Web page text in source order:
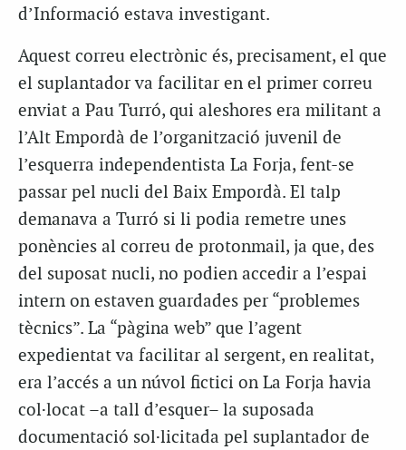
d’Informació estava investigant.
Aquest correu electrònic és, precisament, el que
el suplantador va facilitar en el primer correu
enviat a Pau Turró, qui aleshores era militant a
l’Alt Empordà de l’organització juvenil de
l’esquerra independentista La Forja, fent-se
passar pel nucli del Baix Empordà. El talp
demanava a Turró si li podia remetre unes
ponències al correu de protonmail, ja que, des
del suposat nucli, no podien accedir a l’espai
intern on estaven guardades per “problemes
tècnics”. La “pàgina web” que l’agent
expedientat va facilitar al sergent, en realitat,
era l’accés a un núvol fictici on La Forja havia
col·locat –a tall d’esquer– la suposada
documentació sol·licitada pel suplantador de